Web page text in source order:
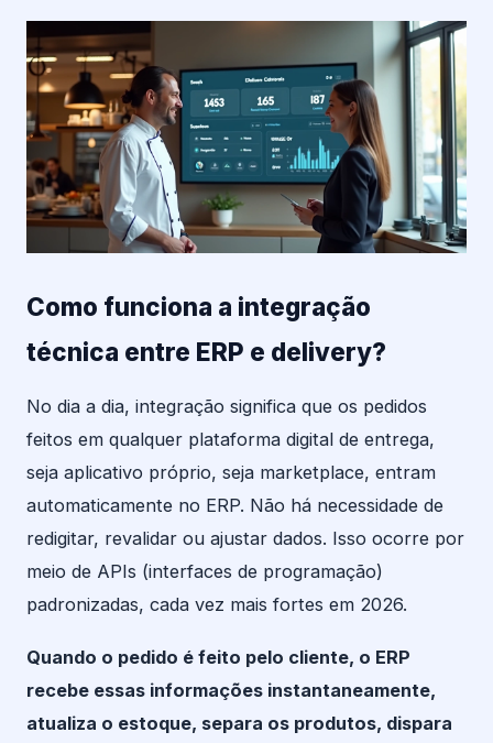
Como funciona a integração
técnica entre ERP e delivery?
No dia a dia, integração significa que os pedidos
feitos em qualquer plataforma digital de entrega,
seja aplicativo próprio, seja marketplace, entram
automaticamente no ERP. Não há necessidade de
redigitar, revalidar ou ajustar dados. Isso ocorre por
meio de APIs (interfaces de programação)
padronizadas, cada vez mais fortes em 2026.
Quando o pedido é feito pelo cliente, o ERP
recebe essas informações instantaneamente,
atualiza o estoque, separa os produtos, dispara